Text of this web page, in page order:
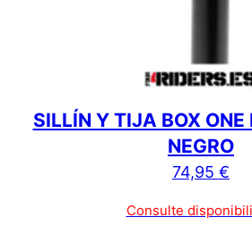
SILLÍN Y TIJA BOX
NEGRO
74,95 €
Consulte